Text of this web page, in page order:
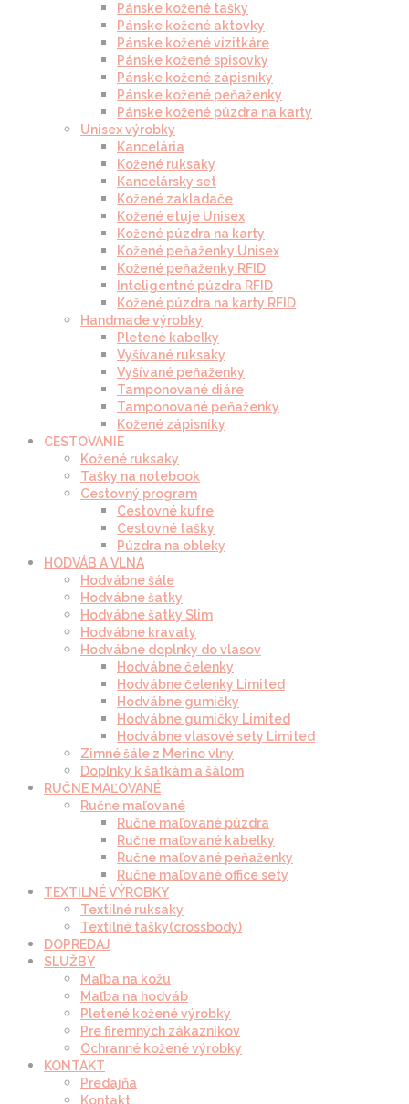
Pánske kožené tašky
Pánske kožené aktovky
Pánske kožené vizitkáre
Pánske kožené spisovky
Pánske kožené zápisníky
Pánske kožené peňaženky
Pánske kožené púzdra na karty
Unisex výrobky
Kancelária
Kožené ruksaky
Kancelársky set
Kožené zakladače
Kožené etuje Unisex
Kožené púzdra na karty
Kožené peňaženky Unisex
Kožené peňaženky RFID
Inteligentné púzdra RFID
Kožené púzdra na karty RFID
Handmade výrobky
Pletené kabelky
Vyšívané ruksaky
Vyšívané peňaženky
Tamponované diáre
Tamponované peňaženky
Kožené zápisníky
CESTOVANIE
Kožené ruksaky
Tašky na notebook
Cestovný program
Cestovné kufre
Cestovné tašky
Púzdra na obleky
HODVÁB A VLNA
Hodvábne šále
Hodvábne šatky
Hodvábne šatky Slim
Hodvábne kravaty
Hodvábne doplnky do vlasov
Hodvábne čelenky
Hodvábne čelenky Limited
Hodvábne gumičky
Hodvábne gumičky Limited
Hodvábne vlasové sety Limited
Zimné šále z Merino vlny
Doplnky k šatkám a šálom
RUČNE MAĽOVANÉ
Ručne maľované
Ručne maľované púzdra
Ručne maľované kabelky
Ručne maľované peňaženky
Ručne maľované office sety
TEXTILNÉ VÝROBKY
Textilné ruksaky
Textilné tašky(crossbody)
DOPREDAJ
SLUŽBY
Maľba na kožu
Maľba na hodváb
Pletené kožené výrobky
Pre firemných zákazníkov
Ochranné kožené výrobky
KONTAKT
Predajňa
Kontakt